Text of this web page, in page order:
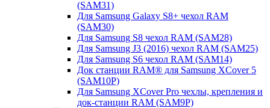
(SAM31)
Для Samsung Galaxy S8+ чехол RAM
(SAM30)
Для Samsung S8 чехол RAM (SAM28)
Для Samsung J3 (2016) чехол RAM (SAM25)
Для Samsung S6 чехол RAM (SAM14)
Док станции RAM® для Samsung XCover 5
(SAM10P)
Для Samsung XCover Pro чехлы, крепления и
док-станции RAM (SAM9P)